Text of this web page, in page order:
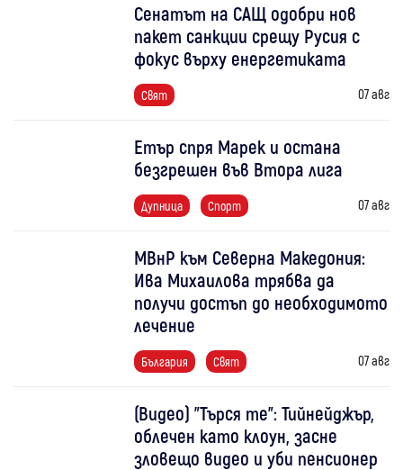
Сенатът на САЩ одобри нов
пакет санкции срещу Русия с
фокус върху енергетиката
Свят 07 авг
Етър спря Марек и остана
безгрешен във Втора лига
Дупница Спорт 07 авг
МВнР към Северна Македония:
Ива Михаилова трябва да
получи достъп до необходимото
лечение
България Свят 07 авг
(Видео) "Търся те": Тийнейджър,
облечен като клоун, засне
зловещо видео и уби пенсионер